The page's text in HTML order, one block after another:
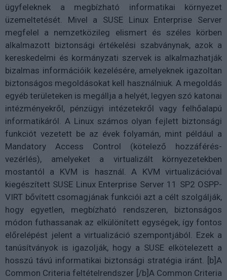
ügyfeleknek a megbízható informatikai környezet
üzemeltetését. Mivel a SUSE Linux Enterprise Server
megfelel a nemzetközileg elismert és széles körben
alkalmazott biztonsági értékelési szabványnak, azok a
kereskedelmi és kormányzati szervek is alkalmazhatják
bizalmas információik kezelésére, amelyeknek igazoltan
biztonságos megoldásokat kell használniuk. A megoldás
egyéb területeken is megállja a helyét, legyen szó katonai
intézményekről, pénzügyi intézetekről vagy felhőalapú
informatikáról. A Linux számos olyan fejlett biztonsági
funkciót vezetett be az évek folyamán, mint például a
Mandatory Access Control (kötelező hozzáférés-
vezérlés), amelyeket a virtualizált környezetekben
mostantól a KVM is használ. A KVM virtualizációval
kiegészített SUSE Linux Enterprise Server 11 SP2 OSPP-
VIRT bővített csomagjának funkciói azt a célt szolgálják,
hogy egyetlen, megbízható rendszeren, biztonságos
módon futhassanak az elkülönített egységek, így fontos
előrelépést jelent a virtualizáció szempontjából. Ezek a
tanúsítványok is igazolják, hogy a SUSE elkötelezett a
hosszú távú informatikai biztonsági stratégia iránt. [b]A
Common Criteria feltételrendszer [/b]A Common Criteria